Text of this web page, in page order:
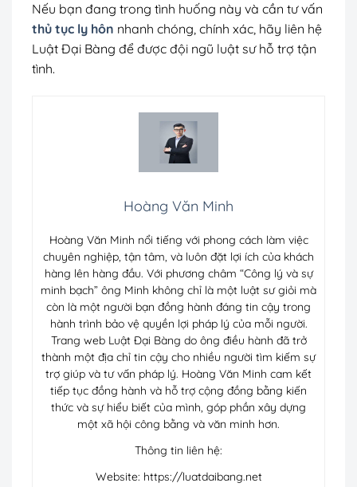
Nếu bạn đang trong tình huống này và cần tư vấn
thủ tục ly hôn nhanh chóng, chính xác, hãy liên hệ
Luật Đại Bàng để được đội ngũ luật sư hỗ trợ tận
tình.
Hoàng Văn Minh
Hoàng Văn Minh nổi tiếng với phong cách làm việc
chuyên nghiệp, tận tâm, và luôn đặt lợi ích của khách
hàng lên hàng đầu. Với phương châm “Công lý và sự
minh bạch” ông Minh không chỉ là một luật sư giỏi mà
còn là một người bạn đồng hành đáng tin cậy trong
hành trình bảo vệ quyền lợi pháp lý của mỗi người.
Trang web Luật Đại Bàng do ông điều hành đã trở
thành một địa chỉ tin cậy cho nhiều người tìm kiếm sự
trợ giúp và tư vấn pháp lý. Hoàng Văn Minh cam kết
tiếp tục đồng hành và hỗ trợ cộng đồng bằng kiến
thức và sự hiểu biết của mình, góp phần xây dựng
một xã hội công bằng và văn minh hơn.
Thông tin liên hệ:
Website: https://luatdaibang.net